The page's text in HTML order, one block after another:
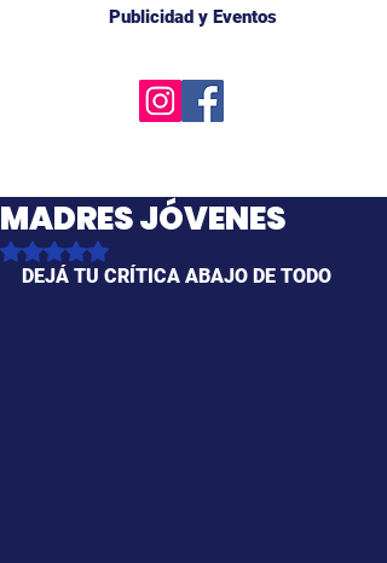
Publicidad y Eventos
MADRES JÓVENES
Obtuvo NaN de 5 estrellas.
DEJÁ TU CRÍTICA ABAJO DE TODO